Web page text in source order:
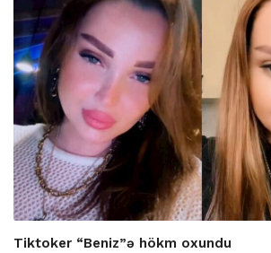
Tiktoker “Beniz”ə hökm oxundu